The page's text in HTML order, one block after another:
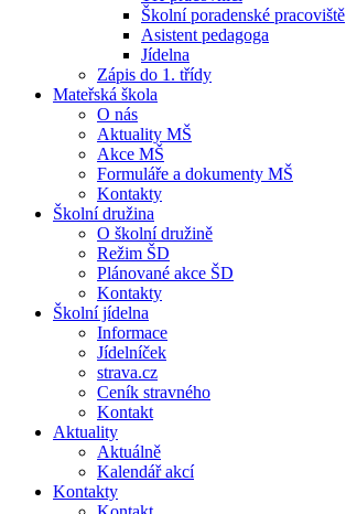
Školní poradenské pracoviště
Asistent pedagoga
Jídelna
Zápis do 1. třídy
Mateřská škola
O nás
Aktuality MŠ
Akce MŠ
Formuláře a dokumenty MŠ
Kontakty
Školní družina
O školní družině
Režim ŠD
Plánované akce ŠD
Kontakty
Školní jídelna
Informace
Jídelníček
strava.cz
Ceník stravného
Kontakt
Aktuality
Aktuálně
Kalendář akcí
Kontakty